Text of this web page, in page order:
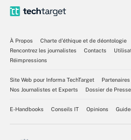
À Propos
Charte d’éthique et de déontologie
Rencontrez les journalistes
Contacts
Réimpressions
Site Web pour Informa TechTarget Partenaires
Nos Journalistes et Experts
Dossier de Presse
E-Handbooks Conseils IT Opinions